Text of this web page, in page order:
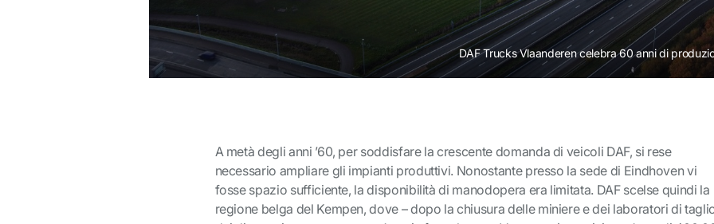
DAF Trucks Vlaanderen celebra 60 anni di
A metà degli anni ’60, per soddisfare la crescente domanda di veicoli DAF, si rese
necessario ampliare gli impianti produttivi. Nonostante presso la sede di Eindhoven vi
fosse spazio sufficiente, la disponibilità di manodopera era limitata. DAF scelse quindi la
regione belga del Kempen, dove – dopo la chiusura delle miniere e dei laboratori di